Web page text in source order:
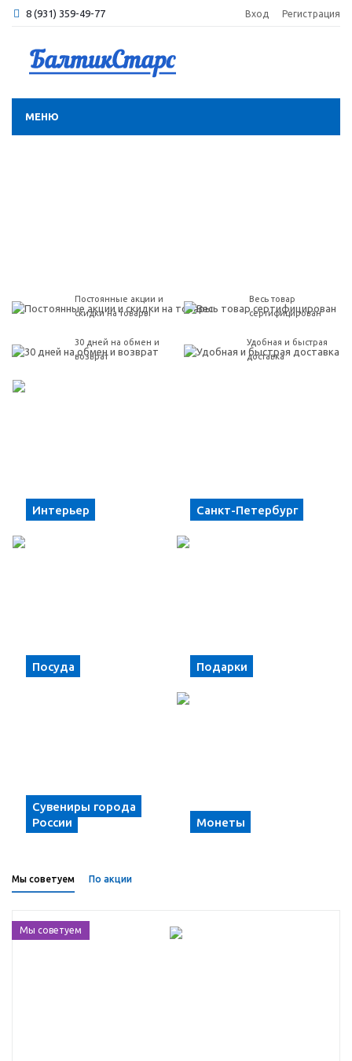
8 (931) 359-49-77 Вход Регистрация
МЕНЮ
Постоянные акции и
скидки на товары
Весь товар
сертифицирован
30 дней на обмен и
возврат
Удобная и быстрая
доставка
Интерьер Санкт-Петербург
Посуда Подарки
Сувениры города
России
Монеты
Мы советуем По акции
Мы советуем